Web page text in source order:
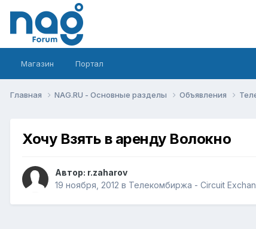
Магазин Портал
Главная NAG.RU - Основные разделы Объявления
Хочу Взять в аренду Волокно
Автор: r.zaharov
19 ноября, 2012 в Телекомбиржа - Circuit